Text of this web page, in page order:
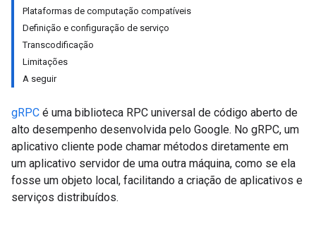
Plataformas de computação compatíveis
Definição e configuração de serviço
Transcodificação
Limitações
A seguir
gRPC é uma biblioteca RPC universal de código aberto de
alto desempenho desenvolvida pelo Google. No gRPC, um
aplicativo cliente pode chamar métodos diretamente em
um aplicativo servidor de uma outra máquina, como se ela
fosse um objeto local, facilitando a criação de aplicativos e
serviços distribuídos.